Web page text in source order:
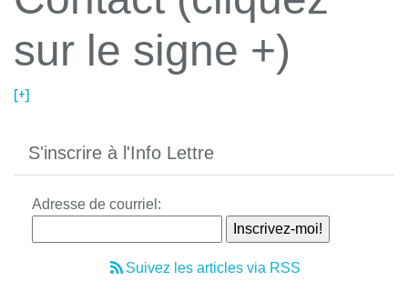
sur le signe +)
[+]
S'inscrire à l'Info Lettre
Adresse de courriel:
Suivez les articles via RSS